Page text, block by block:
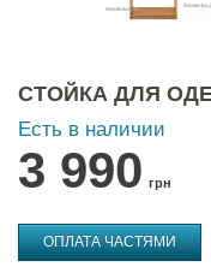
СТОЙКА ДЛЯ
Есть в наличии
3 990 грн
ОПЛАТА ЧАСТЯМИ